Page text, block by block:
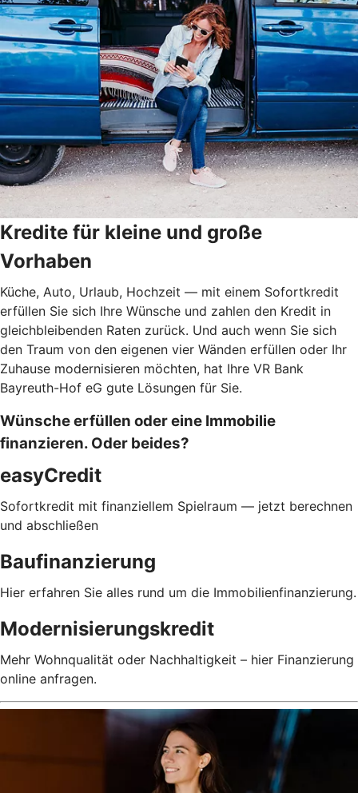
Kredite für kleine und große
Vorhaben
Küche, Auto, Urlaub, Hochzeit — mit einem Sofortkredit
erfüllen Sie sich Ihre Wünsche und zahlen den Kredit in
gleichbleibenden Raten zurück. Und auch wenn Sie sich
den Traum von den eigenen vier Wänden erfüllen oder Ihr
Zuhause modernisieren möchten, hat Ihre VR Bank
Bayreuth-Hof eG gute Lösungen für Sie.
Wünsche erfüllen oder eine Immobilie
finanzieren. Oder beides?
easyCredit
Sofortkredit mit finanziellem Spielraum — jetzt berechnen
und abschließen
Baufinanzierung
Hier erfahren Sie alles rund um die Immobilienfinanzierung.
Modernisierungskredit
Mehr Wohnqualität oder Nachhaltigkeit – hier Finanzierung
online anfragen.